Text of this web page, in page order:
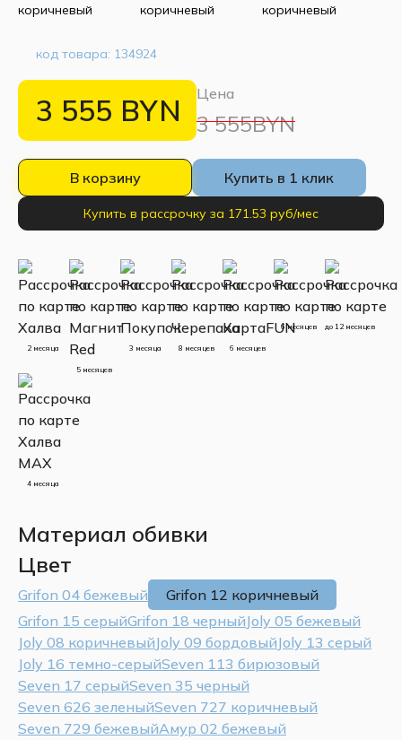
код товара: 134924
3 555 BYN Цена
3 555BYN
В корзину Купить в 1 клик
Купить в рассрочку за 171.53 руб/мес
2 месяца
5 месяцев
3 месяца 8 месяцев 6 месяцев
6 месяцев до 12 месяцев
4 месяца
Материал обивки
Цвет
Grifon 04 бежевый
Grifon 12 коричневый
Grifon 15 серыйGrifon 18 черныйJoly 05 бежевый
Joly 08 коричневыйJoly 09 бордовыйJoly 13 серый
Joly 16 темно-серыйSeven 113 бирюзовый
Seven 17 серыйSeven 35 черный
Seven 626 зеленыйSeven 727 коричневый
Seven 729 бежевыйАмур 02 бежевый